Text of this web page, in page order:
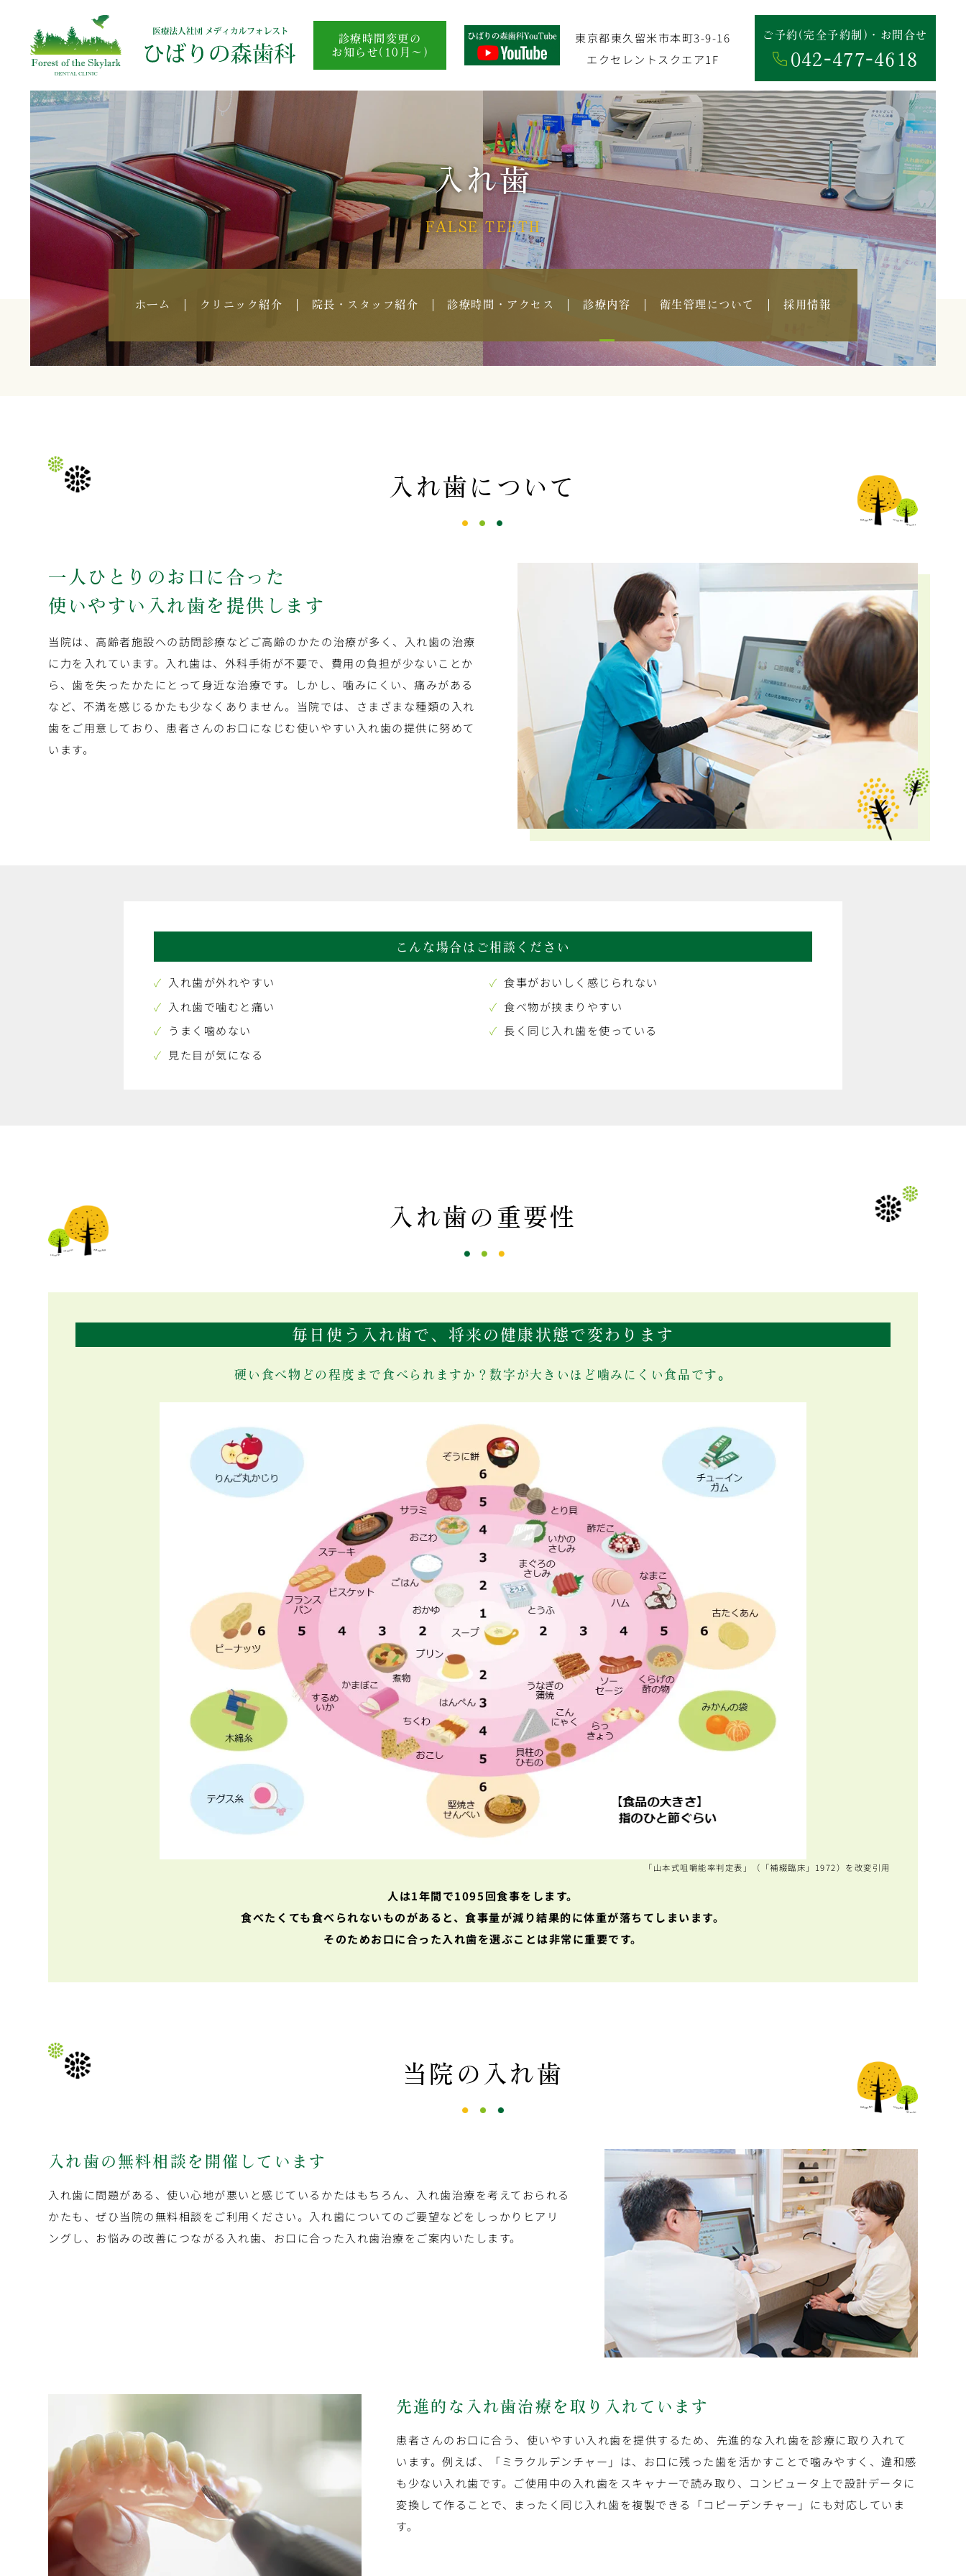
診療時間変更の
お知らせ(10月～)
東京都東久留米市本町3-9-16
エクセレントスクエア1F
ご予約(完全予約制)・お問合せ
042-477-4618
入れ歯
FALSE TEETH
ホーム クリニック紹介 院長・スタッフ紹介 診療時間・アクセス 診療内容 衛生管理について 採用情報
入れ歯について
一人ひとりのお口に合った
使いやすい入れ歯を提供します
当院は、高齢者施設への訪問診療などご高齢のかたの治療が多く、入れ歯の治療
に力を入れています。入れ歯は、外科手術が不要で、費用の負担が少ないことか
ら、歯を失ったかたにとって身近な治療です。しかし、噛みにくい、痛みがある
など、不満を感じるかたも少なくありません。当院では、さまざまな種類の入れ
歯をご用意しており、患者さんのお口になじむ使いやすい入れ歯の提供に努めて
います。
こんな場合はご相談ください
入れ歯が外れやすい
食事がおいしく感じられない
入れ歯で噛むと痛い
食べ物が挟まりやすい
うまく噛めない
長く同じ入れ歯を使っている
見た目が気になる
入れ歯の重要性
毎日使う入れ歯で、 将来の健康状態で変わります
硬い食べ物どの程度まで食べられますか？数字が大きいほど 噛みにくい食品です。
「山本式咀嚼能率判定表」 （「補綴臨床」1972）を改変引用
人は1年間で1095回食事をします。
食べたくても食べられないものがあると、食事量が減り結果的に体重が落ちてしまいます。
そのためお口に合った入れ歯を選ぶことは非常に重要です。
当院の入れ歯
入れ歯の無料相談を開催しています
入れ歯に問題がある、使い心地が悪いと感じているかたはもちろん、入れ歯治療を考えておられる
かたも、ぜひ当院の無料相談をご利用ください。入れ歯についてのご要望などをしっかりヒアリ
ングし、お悩みの改善につながる入れ歯、お口に合った入れ歯治療をご案内いたします。
先進的な入れ歯治療を 取り入れています
患者さんのお口に合う、使いやすい入れ歯を提供するため、先進的な入れ歯を診療に取り入れて
います。例えば、「ミラクルデンチャー」は、お口に残った歯を活かすことで噛みやすく、違和感
も少ない入れ歯です。ご使用中の入れ歯をスキャナーで読み取り、コンピュータ上で設計データに
変換して作ることで、まったく同じ入れ歯を複製できる「コピーデンチャー」にも対応していま
す。